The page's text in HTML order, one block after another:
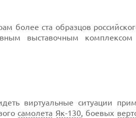
более ста образцов
выставочным
виртуальные ситуации
самолета Як-130, боевых